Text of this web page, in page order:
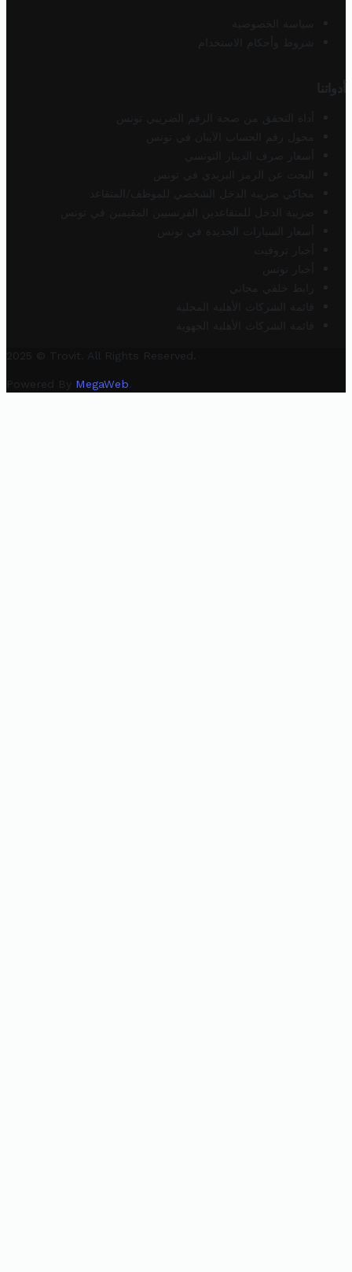
سياسة الخصوصية
شروط وأحكام الاستخدام
أدواتنا
أداة التحقق من صحة الرقم الضريبي تونس
محول رقم الحساب الآيبان في تونس
أسعار صرف الدينار التونسي
البحث عن الرمز البريدي في تونس
محاكي ضريبة الدخل الشخصي للموظف/المتقاعد
ضريبة الدخل للمتقاعدين الفرنسيين المقيمين في تونس
أسعار السيارات الجديدة في تونس
أخبار تروفيت
أخبار تونس
رابط خلفي مجاني
قائمة الشركات الأهلية المحلية
قائمة الشركات الأهلية الجهوية
2025 © Trovit. All Rights Reserved.
Powered By MegaWeb